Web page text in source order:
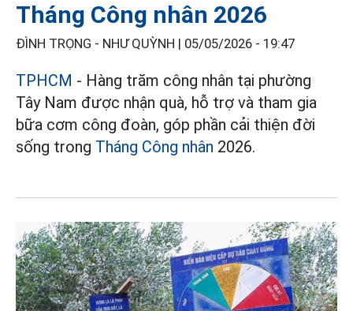
Tháng Công nhân 2026
ĐÌNH TRỌNG - NHƯ QUỲNH | 05/05/2026 - 19:47
TPHCM - Hàng trăm công nhân tại phường
Tây Nam được nhận quà, hỗ trợ và tham gia
bữa cơm công đoàn, góp phần cải thiện đời
sống trong Tháng Công nhân 2026.